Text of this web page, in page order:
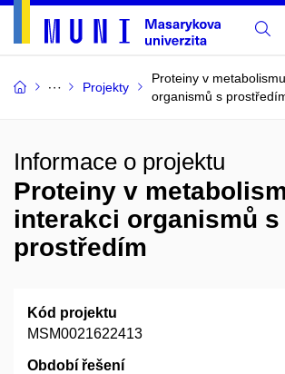
Projekty
Proteiny v
organismů s
Informace o projektu
Proteiny v
interakci organismů s
prostředím
Kód projektu
MSM0021622413
Období řešení